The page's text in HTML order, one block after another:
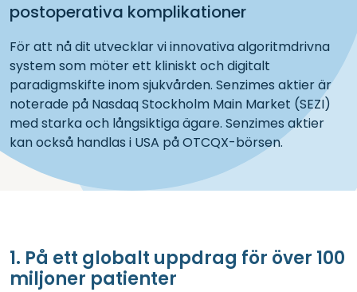
postoperativa komplikationer
För att nå dit utvecklar vi innovativa algoritmdrivna
system som möter ett kliniskt och digitalt
paradigmskifte inom sjukvården. Senzimes aktier är
noterade på Nasdaq Stockholm Main Market (SEZI)
med starka och långsiktiga ägare. Senzimes aktier
kan också handlas i USA på OTCQX-börsen.
1. På ett globalt uppdrag för över 100
miljoner patienter